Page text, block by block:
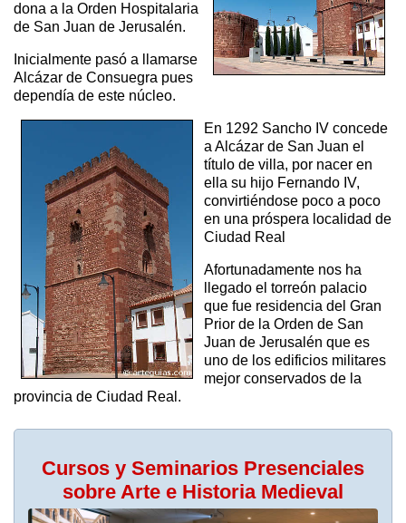
dona a la Orden Hospitalaria
de San Juan de Jerusalén.
Inicialmente pasó a llamarse
Alcázar de Consuegra pues
dependía de este núcleo.
En 1292 Sancho IV concede
a Alcázar de San Juan el
título de villa, por nacer en
ella su hijo Fernando IV,
convirtiéndose poco a poco
en una próspera localidad de
Ciudad Real
Afortunadamente nos ha
llegado el torreón palacio
que fue residencia del Gran
Prior de la Orden de San
Juan de Jerusalén que es
uno de los edificios militares
mejor conservados de la
provincia de Ciudad Real.
Cursos y Seminarios Presenciales
sobre Arte e Historia Medieval